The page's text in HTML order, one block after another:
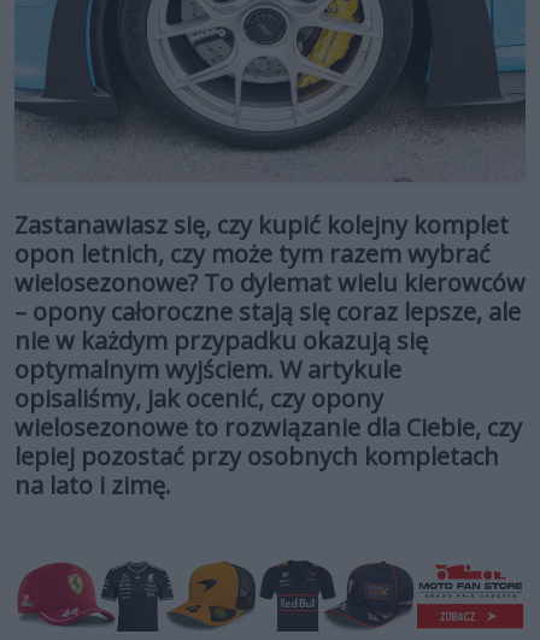
Zastanawiasz się, czy kupić kolejny komplet
opon letnich, czy może tym razem wybrać
wielosezonowe? To dylemat wielu kierowców
– opony całoroczne stają się coraz lepsze, ale
nie w każdym przypadku okazują się
optymalnym wyjściem. W artykule
opisaliśmy, jak ocenić, czy opony
wielosezonowe to rozwiązanie dla Ciebie, czy
lepiej pozostać przy osobnych kompletach
na lato i zimę.